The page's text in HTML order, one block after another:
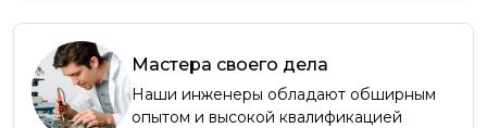
Мастера своего дела
Наши инженеры обладают обширным
опытом и высокой квалификацией